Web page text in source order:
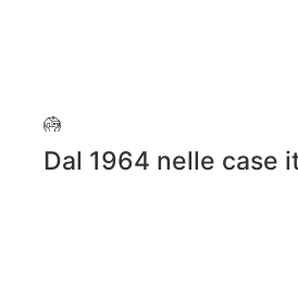
Dal 1964 nelle case